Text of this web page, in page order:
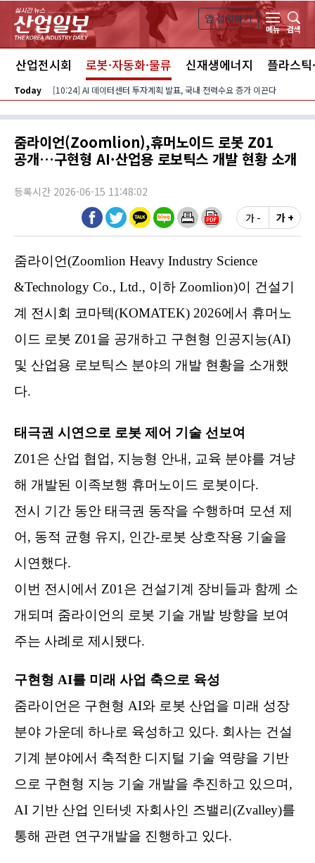
본문 바로가기
앱 설치하기
메뉴
검색
산업전시회 로봇·자동화·물류 신재생에너지 플라스틱
Today [10:24] AI 데이터센터 투자계획 발표, 국내 전력수요 증가 이끈다
줌라이언(Zoomlion),휴머노이드 로봇 Z01
공개…구현형 AI·산업용 로보틱스 개발 현황 소개
등록시간 2026-06-15 11:48:02
가 -
가 +